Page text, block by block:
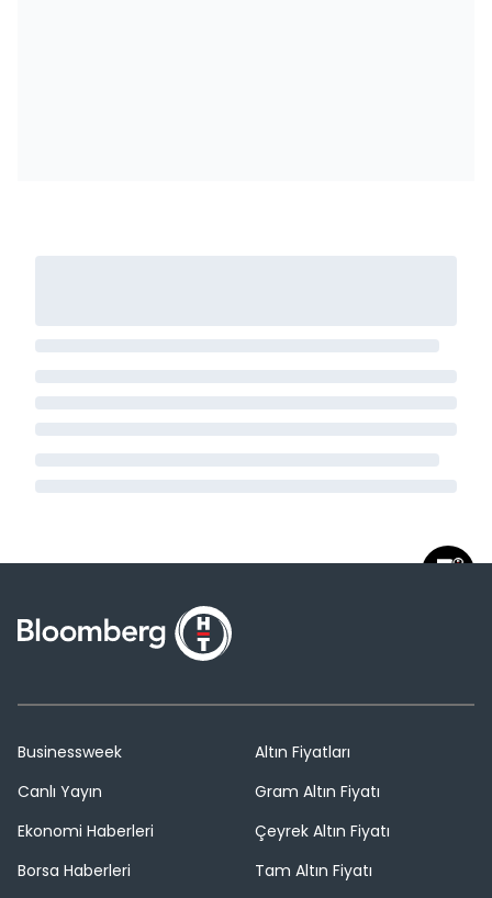
Businessweek
Canlı Yayın
Ekonomi Haberleri
Borsa Haberleri
Altın Fiyatları
Gram Altın Fiyatı
Çeyrek Altın Fiyatı
Tam Altın Fiyatı